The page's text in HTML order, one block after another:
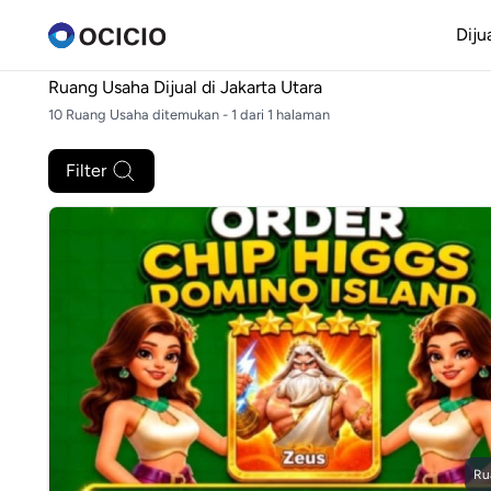
Ruang Usaha Dijual di Jakarta Utara
10 Ruang Usaha ditemukan - 1 dari 1 halaman
Filter